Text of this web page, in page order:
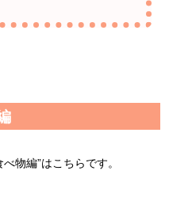
物編”はこちらです。